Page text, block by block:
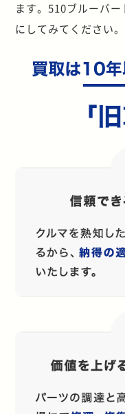
ます。510ブルーバ
にしてみてください。